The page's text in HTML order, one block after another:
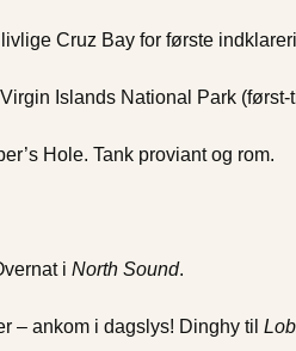
Cruz Bay for første
Islands National Park
Hole. Tank proviant og rom.
i North Sound.
– ankom i dagslys! Dinghy til